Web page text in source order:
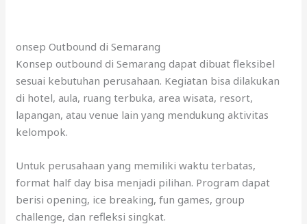
onsep Outbound di Semarang
Konsep outbound di Semarang dapat dibuat fleksibel
sesuai kebutuhan perusahaan. Kegiatan bisa dilakukan
di hotel, aula, ruang terbuka, area wisata, resort,
lapangan, atau venue lain yang mendukung aktivitas
kelompok.
Untuk perusahaan yang memiliki waktu terbatas,
format half day bisa menjadi pilihan. Program dapat
berisi opening, ice breaking, fun games, group
challenge, dan refleksi singkat.